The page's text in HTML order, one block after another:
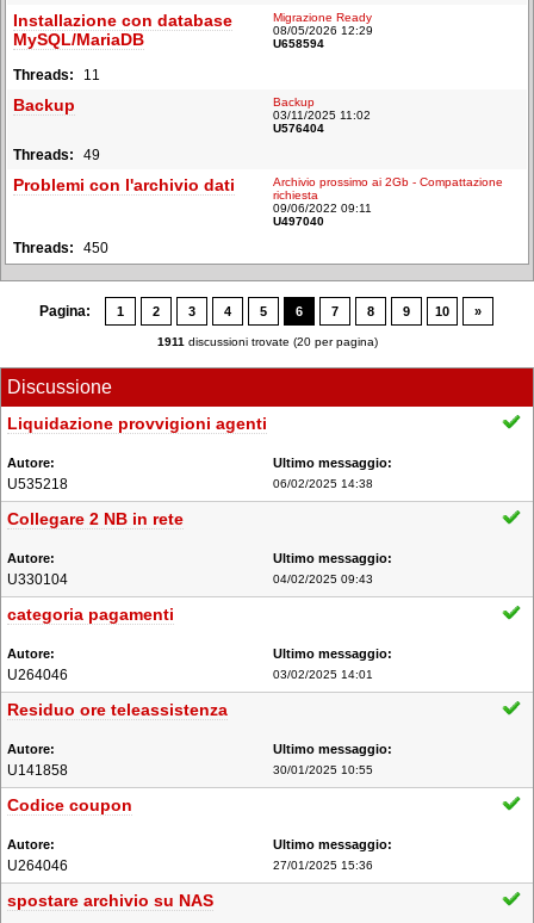
Installazione con database
MySQL/MariaDB
11
Migrazione Ready
08/05/2026 12:29
U658594
Backup
49
Backup
03/11/2025 11:02
U576404
Problemi con l'archivio dati
450
Archivio prossimo ai 2Gb - Compattazione
richiesta
09/06/2022 09:11
U497040
Pagina: 1 2 3 4 5 6 7 8 9 10 »
1911 discussioni trovate (20 per pagina)
Discussione
Liquidazione provvigioni agenti
U535218 06/02/2025 14:38
Collegare 2 NB in rete
U330104 04/02/2025 09:43
categoria pagamenti
U264046 03/02/2025 14:01
Residuo ore teleassistenza
U141858 30/01/2025 10:55
Codice coupon
U264046 27/01/2025 15:36
spostare archivio su NAS